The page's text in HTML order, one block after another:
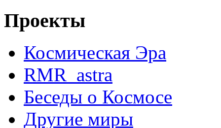
Проекты
Космическая Эра
RMR_astra
Беседы о Космосе
Другие миры